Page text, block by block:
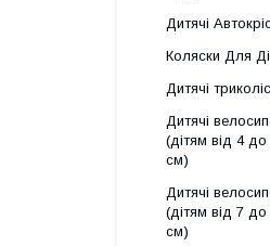
Дитячі
Коляски Для
Дитячі
Дитячі
(дітям від 4
см)
Дитячі
(дітям від 7 до
см)